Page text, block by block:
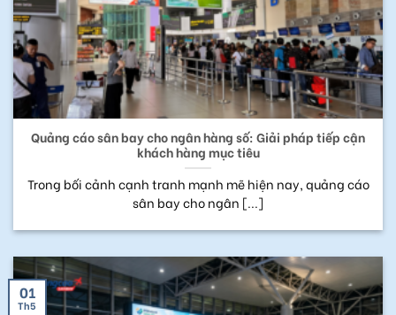
Quảng cáo sân bay cho ngân hàng số: Giải pháp tiếp cận
khách hàng mục tiêu
Trong bối cảnh cạnh tranh mạnh mẽ hiện nay, quảng cáo
sân bay cho ngân [...]
01
Th5